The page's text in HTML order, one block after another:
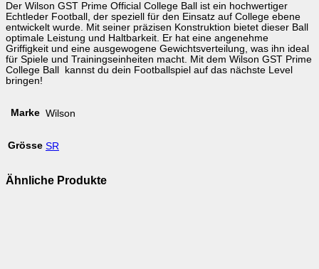
Der Wilson GST Prime Official College Ball ist ein hochwertiger
Echtleder Football, der speziell für den Einsatz auf College ebene
entwickelt wurde. Mit seiner präzisen Konstruktion bietet dieser Ball
optimale Leistung und Haltbarkeit. Er hat eine angenehme
Griffigkeit und eine ausgewogene Gewichtsverteilung, was ihn ideal
für Spiele und Trainingseinheiten macht. Mit dem Wilson GST Prime
College Ball kannst du dein Footballspiel auf das nächste Level
bringen!
Marke Wilson
Grösse SR
Ähnliche Produkte